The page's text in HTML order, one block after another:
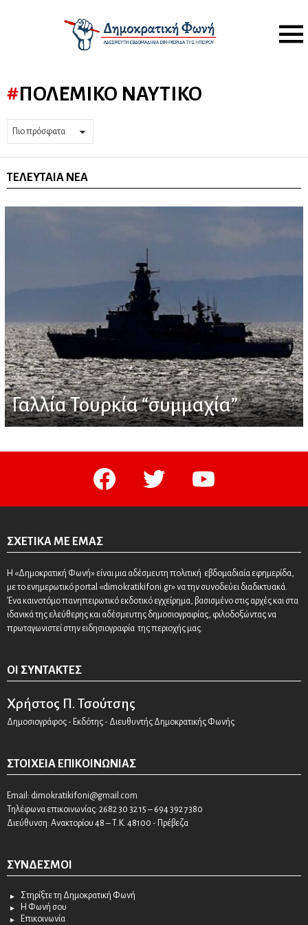
Menu
ΠΟΛΕΜΙΚΌ ΝΑΥΤΙΚΌ
ΤΕΛΕΥΤΑΊΑ ΝΈΑ
Γαλλία Τουρκία “συμμαχία”
facebook twitter
ΣΧΕΤΙΚΆ ΜΕ ΕΜΆΣ
Η «Δημοκρατική Φωνή» είναι μια αδέσμευτη πολιτική εβδομαδιαία εφημερίδα,
με το ενημερωτικό portal «dimokratikifoni.gr» να την συνοδεύει διαδικτυακά.
Ένα καινοτόμο πανηπειρωτικό εκδοτικό εγχείρημα, βασισμένο στις αρχές και στα
ιδανικά της ελεύθερης και αδέσμευτης δημοσιογραφίας, φιλοδοξώντας να
πρωταγωνιστεί στην ειδησιογραφία της περιοχής μας.
ΟΙ ΣΥΝΤΆΚΤΕΣ
Χρήστος Π. Τσούτσης
Δημοσιογράφος - Εκδότης - Διευθυντής Δημοκρατικής Φωνής
ΣΤΟΙΧΕΊΑ ΕΠΙΚΟΙΝΩΝΊΑΣ
Email: dimokratikifoni@gmail.com
Τηλέφωνα επικοινωνίας: 2682 30 32 15 – 694 392 7380
Διεύθυνση: Ανακτορίου 48 – Τ.Κ. 48100 - Πρέβεζα
ΣΎΝΔΕΣΜΟΙ
Στηρίξτε τη Δημοκρατική Φωνή
Η Φωνή σου
Επικοινωνία